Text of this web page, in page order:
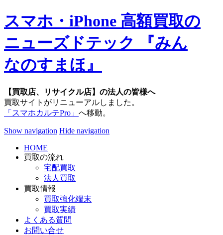
スマホ・iPhone 高額買取の
ニューズドテック 『みん
なのすまほ』
【買取店、リサイクル店】の法人の皆様へ
買取サイトがリニューアルしました。
「スマホカルテPro」 へ移動。
Show navigation Hide navigation
HOME
買取の流れ
宅配買取
法人買取
買取情報
買取強化端末
買取実績
よくある質問
お問い合せ